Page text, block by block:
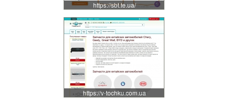
https://sbt.te.ua/
https://v-tochku.com.ua